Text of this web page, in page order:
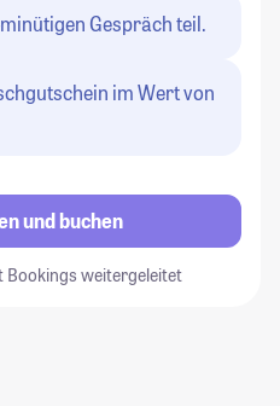
Gespräch teil.
im Wert von
und buchen
weitergeleitet